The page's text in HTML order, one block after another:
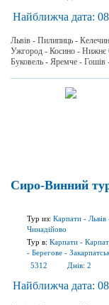
Найближча дата:
Львів - Пилипиць -
Ужгород - Косино - Нижнє
Буковель - Яремче - Гошів
Сиро-Винний
Тур из: Карпати - Львів
Чинадійово
Тур в: Карпати -
- Берегове -
5312
Днів: 2
Найближча дата: